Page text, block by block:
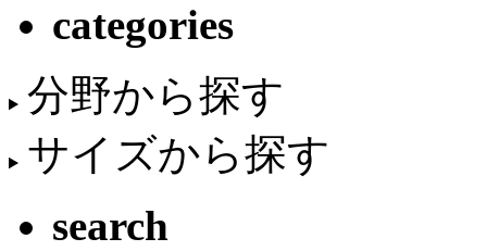
categories
分野から探す
サイズから探す
search